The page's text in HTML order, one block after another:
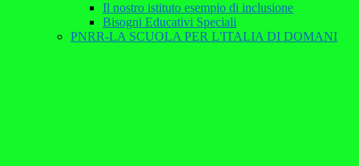
Il nostro istituto esempio di inclusione
Bisogni Educativi Speciali
PNRR-LA SCUOLA PER L'ITALIA DI DOMANI